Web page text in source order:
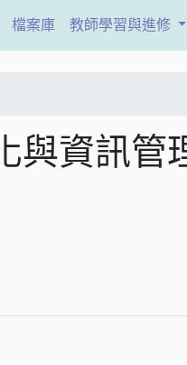
檔案庫 教師學習與進修
與資訊管